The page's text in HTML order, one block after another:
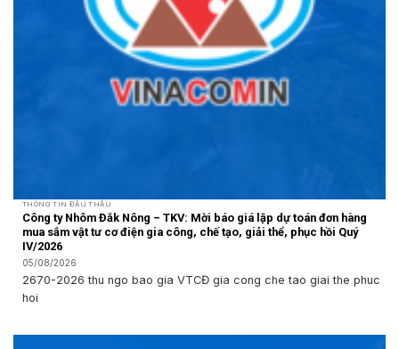
THÔNG TIN ĐẤU THẦU
Công ty Nhôm Đắk Nông – TKV: Mời báo giá lập dự toán đơn hàng
mua sắm vật tư cơ điện gia công, chế tạo, giải thể, phục hồi Quý
IV/2026
05/08/2026
2670-2026 thu ngo bao gia VTCĐ gia cong che tao giai the phuc
hoi